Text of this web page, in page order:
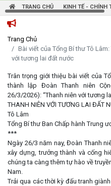
TRANG CHỦ KINH TẾ - CHÍNH
TRANG THÔNG TIN
Trang Chủ
Bài viết của Tổng Bí thư Tô Lâm:
với tương lai đất nước
Trân trọng giới thiệu bài viết của
thành lập Đoàn Thanh niên
26/3/2026): “Thanh niên với tương
THANH NIÊN VỚI TƯƠNG LAI ĐẤT
Tô Lâm
Tổng Bí thư Ban Chấp hành Trung
***
Ngày 26/3 năm nay, Đoàn Thanh
xây dựng, trưởng thành và cống
chúng ta càng thêm tự hào về
Nam.
Trải qua các thời kỳ đấu tranh